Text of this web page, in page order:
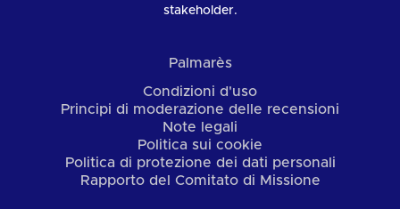
stakeholder.
Palmarès
Condizioni d'uso
Principi di moderazione delle recensioni
Note legali
Politica sui cookie
Politica di protezione dei dati personali
Rapporto del Comitato di Missione